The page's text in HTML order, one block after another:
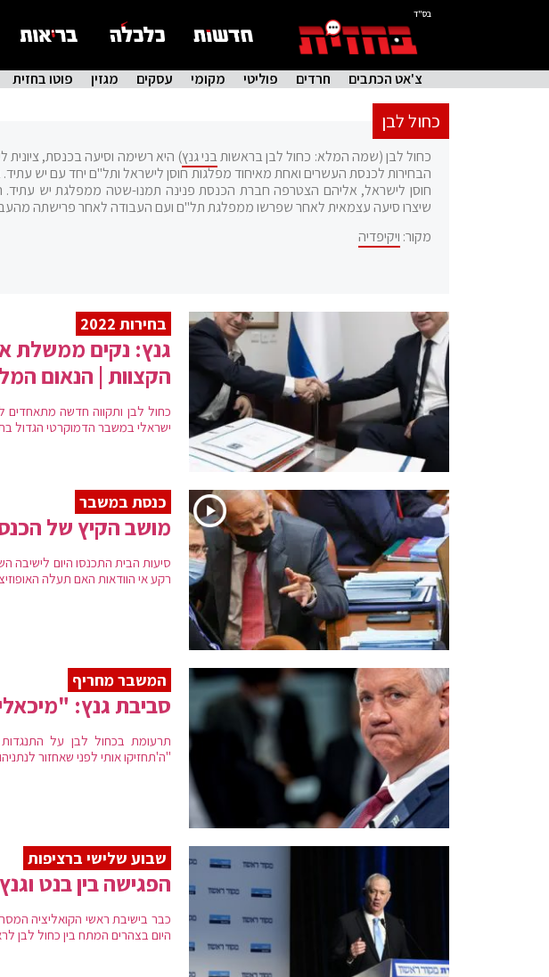
בס"ד
צ'אט הכתבים חרדים פוליטי מקומי עסקים מגזין פוטו בחזית
כחול לבן
כחול לבן (שמה המלא: כחול לבן בראשותבני גנץ
חוסן לישראל, אליהם הצטרפה חברת הכנסת פנינה תמנו-שטה ממפלגת יש עתיד.
שיצרו סיעה עצמאית לאחר שפרשו ממפלגת תל"ם ועם העבודה לאחר פרישתה
מקור: ויקיפדיה
בחירות 2022
גנץ: נקים ממשלת
הקצוות | הנאום
כחול לבן ותקווה חדשה מתאחדים
ישראלי במשבר הדמוקרטי הגדול
כנסת במשבר
מושב הקיץ של
סיעות הבית התכנסו היום לישיבה
רקע אי הוודאות האם תעלה
המשבר מחריף
סביבת גנץ:
תרעומת בכחול לבן על
"ה'תחזיקו אותי לפני שאחזור
שבוע שלישי ברציפות
הפגישה בין בנט
כבר בישיבת ראשי הקואליציה
היום בצהרים המתח בין כחול לבן